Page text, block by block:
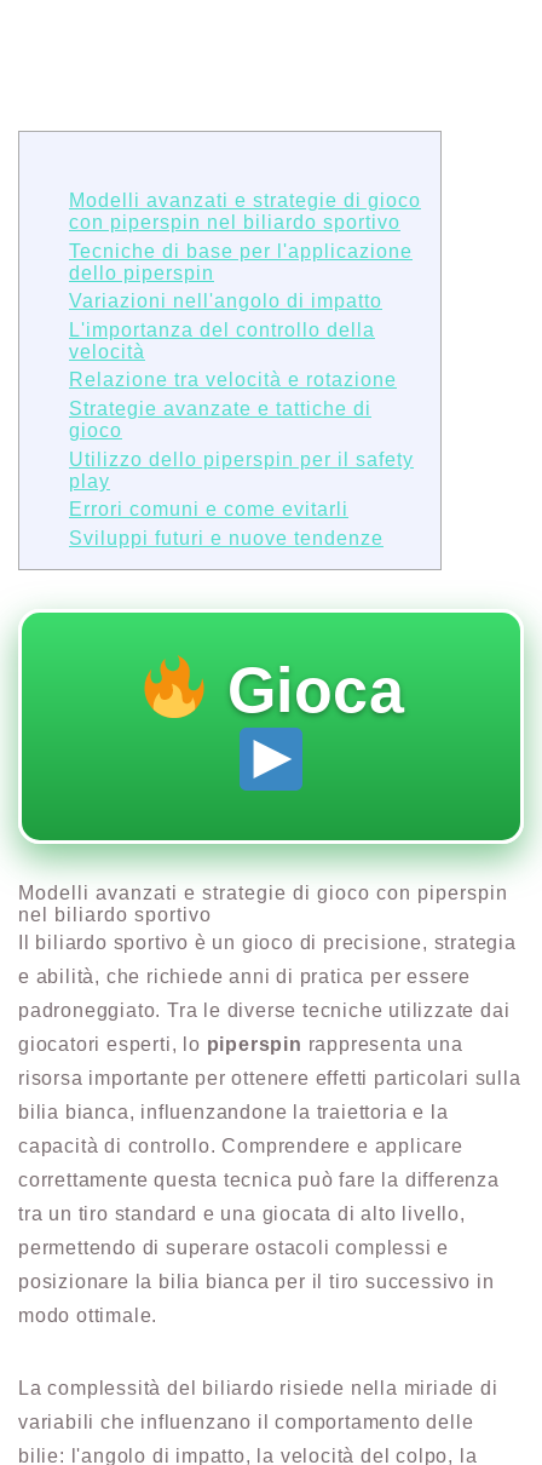
Modelli avanzati e strategie di gioco
con piperspin nel biliardo sportivo
Tecniche di base per l'applicazione
dello piperspin
Variazioni nell'angolo di impatto
L'importanza del controllo della
velocità
Relazione tra velocità e rotazione
Strategie avanzate e tattiche di
gioco
Utilizzo dello piperspin per il safety
play
Errori comuni e come evitarli
Sviluppi futuri e nuove tendenze
Gioca
Modelli avanzati e strategie di gioco con piperspin
nel biliardo sportivo
Il biliardo sportivo è un gioco di precisione, strategia
e abilità, che richiede anni di pratica per essere
padroneggiato. Tra le diverse tecniche utilizzate dai
giocatori esperti, lo piperspin rappresenta una
risorsa importante per ottenere effetti particolari sulla
bilia bianca, influenzandone la traiettoria e la
capacità di controllo. Comprendere e applicare
correttamente questa tecnica può fare la differenza
tra un tiro standard e una giocata di alto livello,
permettendo di superare ostacoli complessi e
posizionare la bilia bianca per il tiro successivo in
modo ottimale.
La complessità del biliardo risiede nella miriade di
variabili che influenzano il comportamento delle
bilie: l'angolo di impatto, la velocità del colpo, la